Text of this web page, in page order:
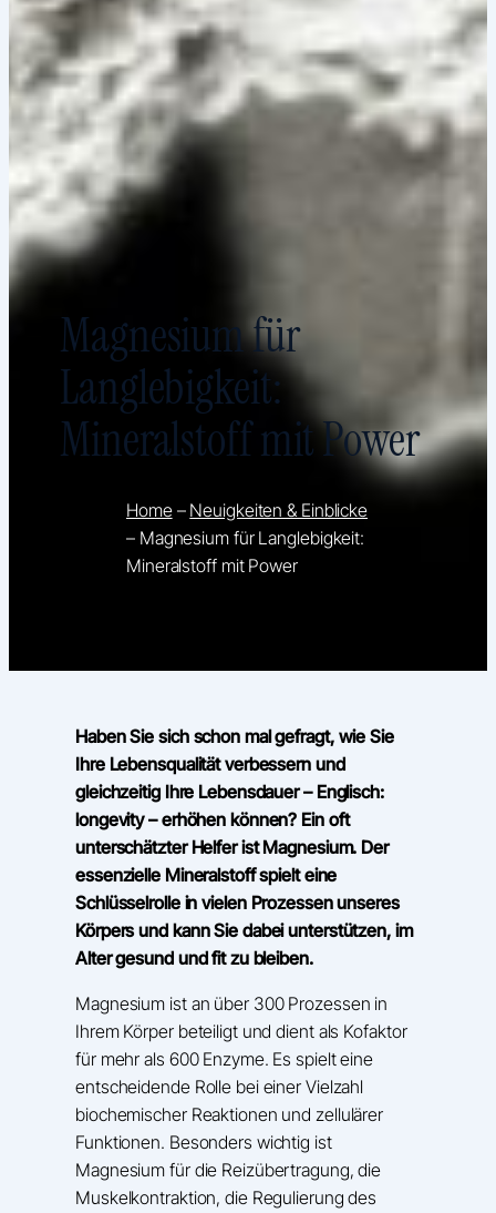
Magnesium für
Langlebigkeit:
Mineralstoff mit Power
Home– Neuigkeiten & Einblicke
– Magnesium für Langlebigkeit:
Mineralstoff mit Power
Haben Sie sich schon mal gefragt, wie Sie
Ihre Lebensqualität verbessern und
gleichzeitig Ihre Lebensdauer – Englisch:
longevity – erhöhen können? Ein oft
unterschätzter Helfer ist Magnesium. Der
essenzielle Mineralstoff spielt eine
Schlüsselrolle in vielen Prozessen unseres
Körpers und kann Sie dabei unterstützen, im
Alter gesund und fit zu bleiben.
Magnesium ist an über 300 Prozessen in
Ihrem Körper beteiligt und dient als Kofaktor
für mehr als 600 Enzyme. Es spielt eine
entscheidende Rolle bei einer Vielzahl
biochemischer Reaktionen und zellulärer
Funktionen. Besonders wichtig ist
Magnesium für die Reizübertragung, die
Muskelkontraktion, die Regulierung des